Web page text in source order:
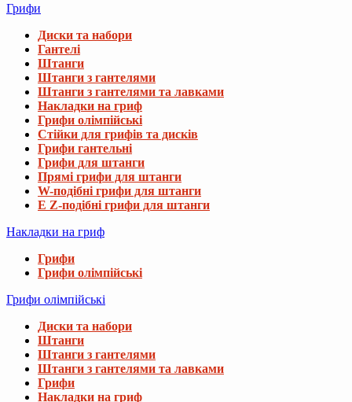
Грифи
Диски та набори
Гантелі
Штанги
Штанги з гантелями
Штанги з гантелями та лавками
Накладки на гриф
Грифи олімпійські
Стійки для грифів та дисків
Грифи гантельні
Грифи для штанги
Прямі грифи для штанги
W-подібні грифи для штанги
E Z-подібні грифи для штанги
Накладки на гриф
Грифи
Грифи олімпійські
Грифи олімпійські
Диски та набори
Штанги
Штанги з гантелями
Штанги з гантелями та лавками
Грифи
Накладки на гриф